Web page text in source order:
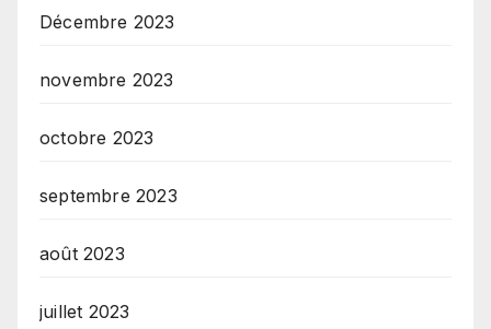
Décembre 2023
novembre 2023
octobre 2023
septembre 2023
août 2023
juillet 2023